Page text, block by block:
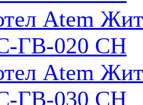
Atem
ГВ-020 СН
Atem
ГВ-030 СН